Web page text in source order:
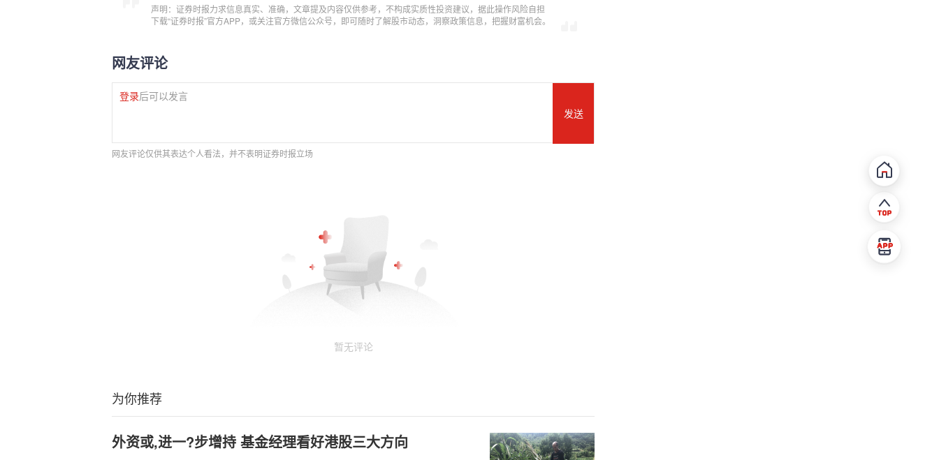
声明：证券时报力求信息真实、准确，文章提及内容仅供参考，不构成实质性投资建议，据此操作风险自担
下载“证券时报”官方APP，或关注官方微信公众号，即可随时了解股市动态，洞察政策信息，把握财富机会。
网友评论
登录后可以发言
发送
网友评论仅供其表达个人看法，并不表明证券时报立场
暂无评论
为你推荐
外资或,进一?步增持 基金经理看好港股三大方向